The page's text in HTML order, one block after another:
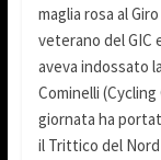
maglia rosa al
veterano del GIC
aveva indossato
Cominelli
giornata ha
il Trittico del